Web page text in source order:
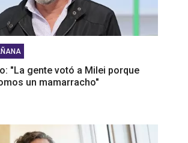
"La gente votó a Milei porque
un mamarracho"